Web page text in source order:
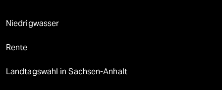
Niedrigwasser
Rente
Landtagswahl in Sachsen-Anhalt